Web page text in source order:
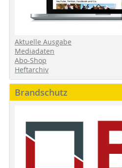
Aktuelle Ausgabe
Mediadaten
Abo-Shop
Heftarchiv
Brandschutz